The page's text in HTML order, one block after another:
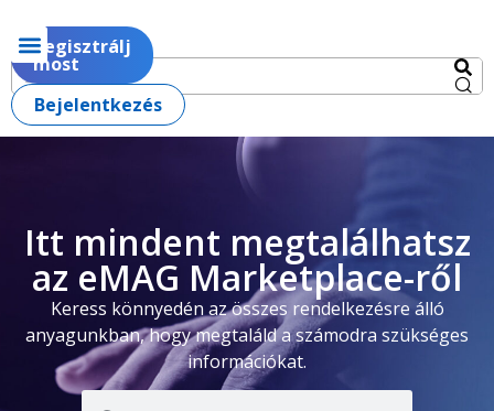
Regisztrálj
most
Bejelentkezés
Itt mindent megtalálhatsz
az eMAG Marketplace-ről
Keress könnyedén az összes rendelkezésre álló
anyagunkban, hogy megtaláld a számodra szükséges
információkat.